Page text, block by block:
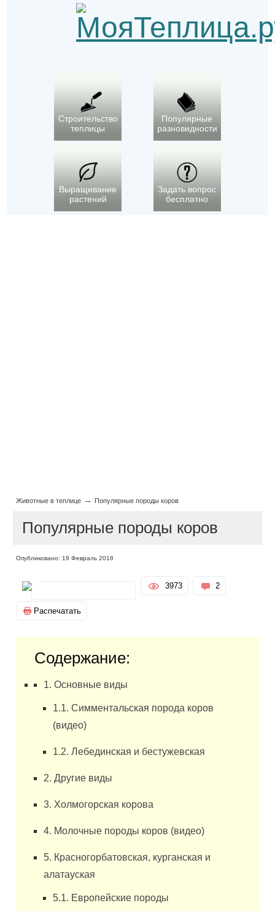
Строительство
теплицы
Популярные
разновидности
Выращивание
растений
Задать вопрос
бесплатно
Животные в теплице → Популярные породы коров
Популярные породы коров
Опубликовано: 19 Февраль 2018
3973 2
Распечатать
Содержание:
1. Основные виды
1.1. Симментальская порода коров
(видео)
1.2. Лебединская и бестужевская
2. Другие виды
3. Холмогорская корова
4. Молочные породы коров (видео)
5. Красногорбатовская, курганская и
алатауская
5.1. Европейские породы